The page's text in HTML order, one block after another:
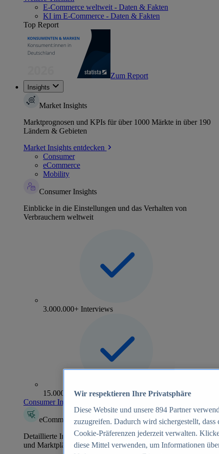
E-Commerce weltweit - Daten & Fakten
KI im E-Commerce - Daten & Fakten
Top Report
Zum Report
Insights
Market Insights
Marktprognosen und KPIs für über 1000 Märkte in über 190
Ländern & Gebieten
Market Insights entdecken
Consumer
eCommerce
Mobility
Consumer Insights
Einblicke in die Einstellungen und das Verhalten von
Verbrauchern weltweit
3.000.000+ Interviews
15.000+ Marken
Consumer Insights entdecken
eCommerce Insights
Detaillierte Informationen zu mehr als 39.000 Online-Shops
und Marktplätzen
Wir respektieren Ihre Privatsphäre
Diese Website und unsere 894 Partner
zuzugreifen. Dadurch wird sichergestellt,
Cookie-Präferenzen jederzeit verwalten.
diese Mittel verwenden, um Informationen